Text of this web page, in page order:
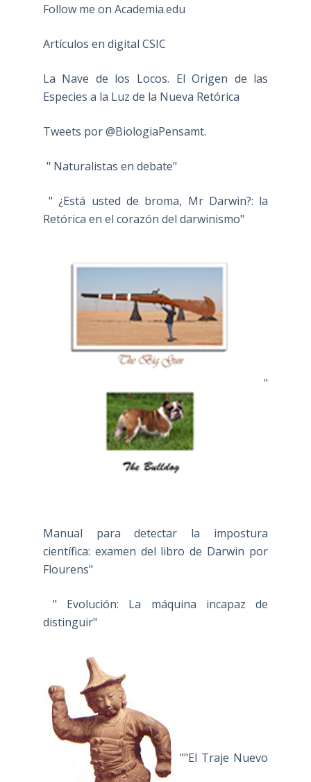
Follow me on Academia.edu
Artículos en digital CSIC
La Nave de los Locos. El Origen de las
Especies a la Luz de la Nueva Retórica
Tweets por @BiologiaPensamt.
" Naturalistas en debate"
" ¿Está usted de broma, Mr Darwin?: la
Retórica en el corazón del darwinismo"
"
Manual para detectar la impostura
científica: examen del libro de Darwin por
Flourens"
" Evolución: La máquina incapaz de
distinguir"
""El Traje Nuevo